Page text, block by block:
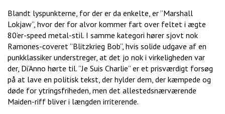
Blandt lyspunkterne, for der er da enkelte, er ”Marshall
Lokjaw”, hvor der for alvor kommer fart over feltet i ægte
80’er-speed metal-stil. I samme kategori hører sjovt nok
Ramones-coveret ”Blitzkrieg Bob”, hvis solide udgave af en
punkklassiker understreger, at det jo nok i virkeligheden var
der, Di’Anno hørte til. ”Je Suis Charlie” er et prisværdigt forsøg
på at lave en politisk tekst, der hylder dem, der kæmpede og
døde for ytringsfriheden, men det allestedsnærværende
Maiden-riff bliver i længden irriterende.